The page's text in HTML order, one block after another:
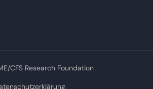
CFS Research Foundation